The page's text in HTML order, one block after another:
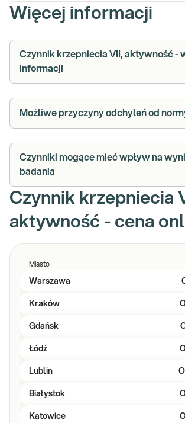
Więcej informacji
Czynnik krzepniecia VII, aktywność -
informacji
Możliwe przyczyny odchyleń od
Czynniki mogące mieć wpływ na
badania
Czynnik krzepniecia
aktywność - cena
Miasto
Warszawa
Kraków
Gdańsk
Łódź
Lublin
Białystok
Katowice